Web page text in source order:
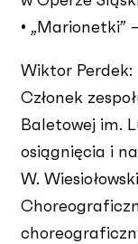
• „Marionetki”
Wiktor Perdek:
Członek
Baletowej im.
osiągnięcia i
W.